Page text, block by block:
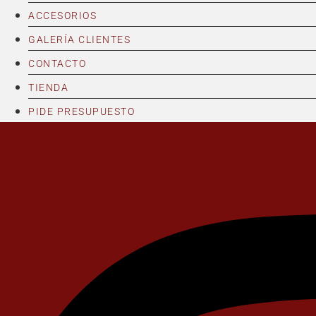
ACCESORIOS
GALERÍA CLIENTES
CONTACTO
TIENDA
PIDE PRESUPUESTO